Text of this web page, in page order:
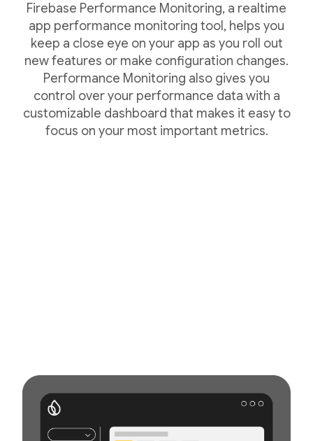
Firebase Performance Monitoring, a realtime
app performance monitoring tool, helps you
keep a close eye on your app as you roll out
new features or make configuration changes.
Performance Monitoring also gives you
control over your performance data with a
customizable dashboard that makes it easy to
focus on your most important metrics.